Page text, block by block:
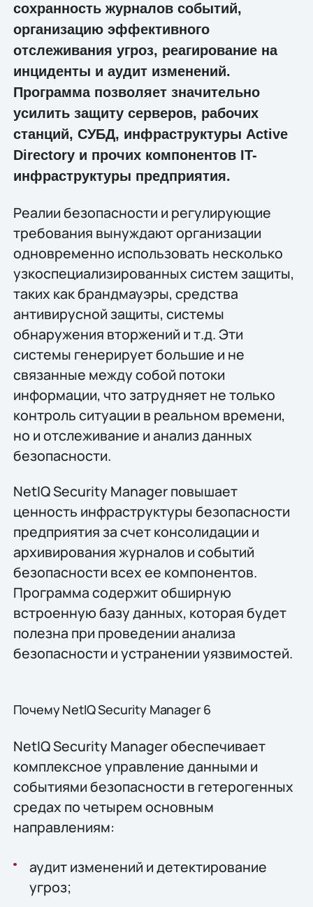
сохранность журналов событий,
организацию эффективного
отслеживания угроз, реагирование на
инциденты и аудит изменений.
Программа позволяет значительно
усилить защиту серверов, рабочих
станций, СУБД, инфраструктуры Active
Directory и прочих компонентов IT-
инфраструктуры предприятия.
Реалии безопасности и регулирующие
требования вынуждают организации
одновременно использовать несколько
узкоспециализированных систем защиты,
таких как брандмауэры, средства
антивирусной защиты, системы
обнаружения вторжений и т.д. Эти
системы генерирует большие и не
связанные между собой потоки
информации, что затрудняет не только
контроль ситуации в реальном времени,
но и отслеживание и анализ данных
безопасности.
NetIQ Security Manager повышает
ценность инфраструктуры безопасности
предприятия за счет консолидации и
архивирования журналов и событий
безопасности всех ее компонентов.
Программа содержит обширную
встроенную базу данных, которая будет
полезна при проведении анализа
безопасности и устранении уязвимостей.
Почему NetIQ Security Manager 6
NetIQ Security Manager обеспечивает
комплексное управление данными и
событиями безопасности в гетерогенных
средах по четырем основным
направлениям:
аудит изменений и детектирование
угроз;